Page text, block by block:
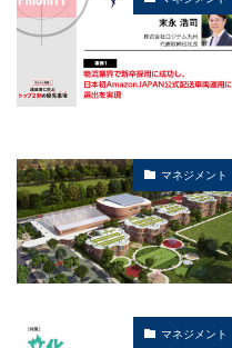
マネジメント
マネジメント